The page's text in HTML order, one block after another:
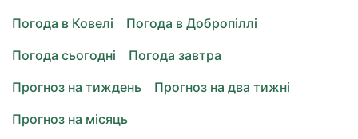
Погода в Ковелі
Погода в Добропіллі
Погода сьогодні
Погода завтра
Прогноз на тиждень
Прогноз на два тижні
Прогноз на місяць